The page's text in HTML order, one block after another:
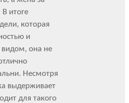
итоге
которая
и
она не
Несмотря
выдерживает
для такого